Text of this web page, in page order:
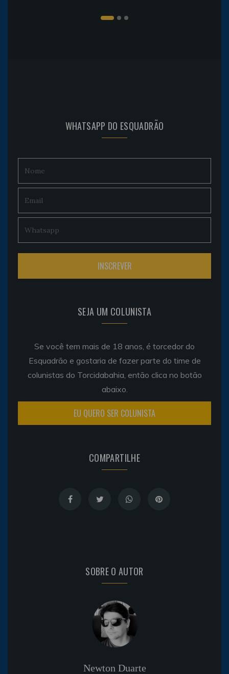
WHATSAPP DO ESQUADRÃO
SEJA UM COLUNISTA
Se você tem mais de 18 anos, é torcedor do
Esquadrão e gostaria de fazer parte do time de
colunistas do Torcidabahia, então clica no botão
abaixo.
EU QUERO SER COLUNISTA
COMPARTILHE
SOBRE O AUTOR
Newton Duarte